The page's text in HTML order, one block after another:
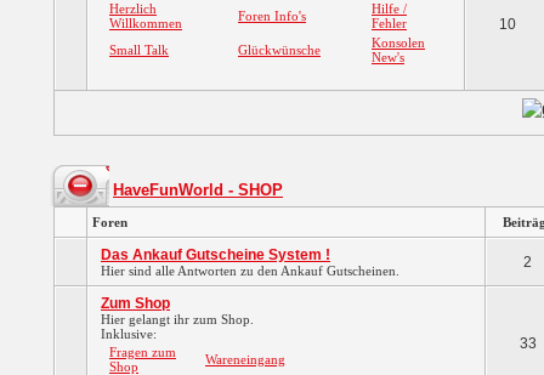
Herzlich
Willkommen
Foren Info's
Hilfe /
Fehler
Small Talk
Glückwünsche
Konsolen
New's
10
HaveFunWorld - SHOP
Foren
Das Ankauf Gutscheine System !
Hier sind alle Antworten zu den Ankauf Gutscheinen. 2
Zum Shop
Hier gelangt ihr zum Shop.
Inklusive:
Fragen zum
Shop
Wareneingang
33